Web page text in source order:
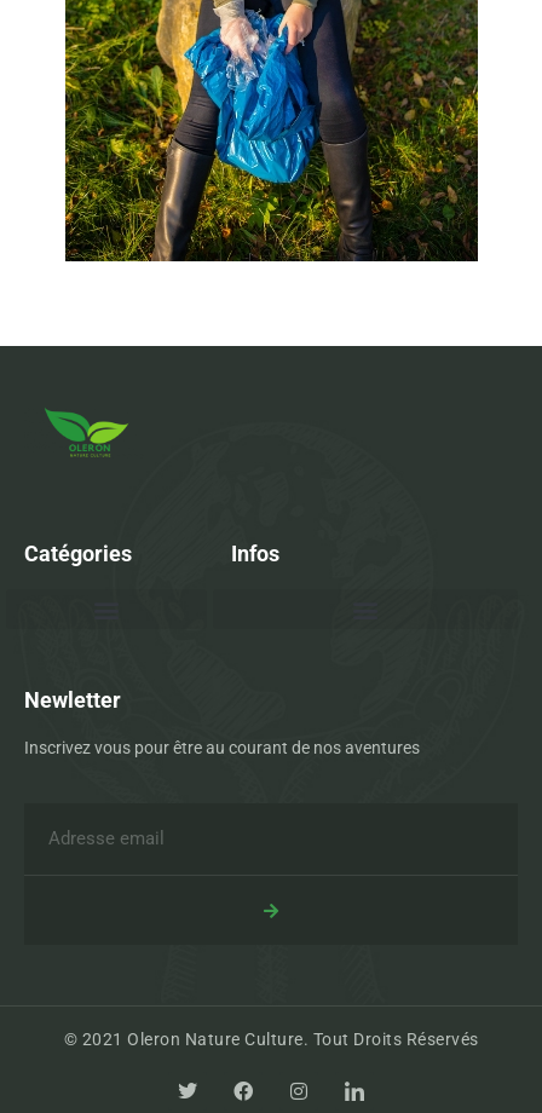
Catégories Infos
Newletter
Inscrivez vous pour être au courant de nos aventures
© 2021 Oleron Nature Culture. Tout Droits Réservés